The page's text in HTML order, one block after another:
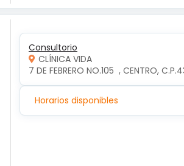
Consultorio
CLÍNICA VIDA
7 DE FEBRERO NO.105  , CENTRO,
Horarios disponibles